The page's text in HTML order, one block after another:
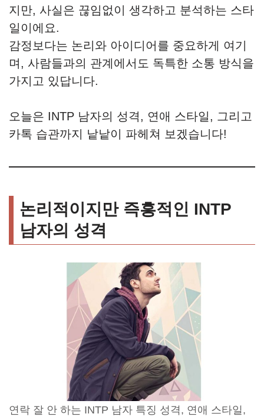
지만, 사실은 끊임없이 생각하고 분석하는 스타
일이에요.
감정보다는 논리와 아이디어를 중요하게 여기
며, 사람들과의 관계에서도 독특한 소통 방식을
가지고 있답니다.
오늘은 INTP 남자의 성격, 연애 스타일, 그리고
카톡 습관까지 낱낱이 파헤쳐 보겠습니다!
논리적이지만 즉흥적인 INTP
남자의 성격
연락 잘 안 하는 INTP 남자 특징 성격, 연애 스타일,